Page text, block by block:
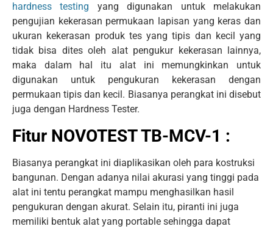
hardness testing yang digunakan untuk melakukan
pengujian kekerasan permukaan lapisan yang keras dan
ukuran kekerasan produk tes yang tipis dan kecil yang
tidak bisa dites oleh alat pengukur kekerasan lainnya,
maka dalam hal itu alat ini memungkinkan untuk
digunakan untuk pengukuran kekerasan dengan
permukaan tipis dan kecil. Biasanya perangkat ini disebut
juga dengan Hardness Tester.
Fitur NOVOTEST TB-MCV-1 :
Biasanya perangkat ini diaplikasikan oleh para kostruksi
bangunan. Dengan adanya nilai akurasi yang tinggi pada
alat ini tentu perangkat mampu menghasilkan hasil
pengukuran dengan akurat. Selain itu, piranti ini juga
memiliki bentuk alat yang portable sehingga dapat